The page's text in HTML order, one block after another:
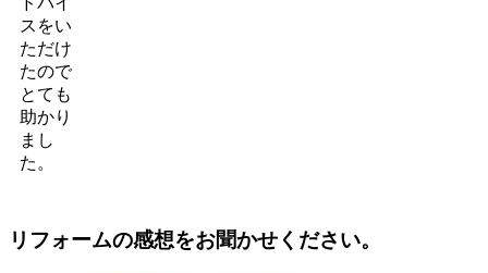
スをい
ただけ
たので
とても
助かり
まし
た。
リフォームの感想をお聞かせください。